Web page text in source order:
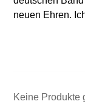
neuen Ehren.
Keine Produkte